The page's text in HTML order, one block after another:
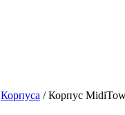
Корпуса / Корпус